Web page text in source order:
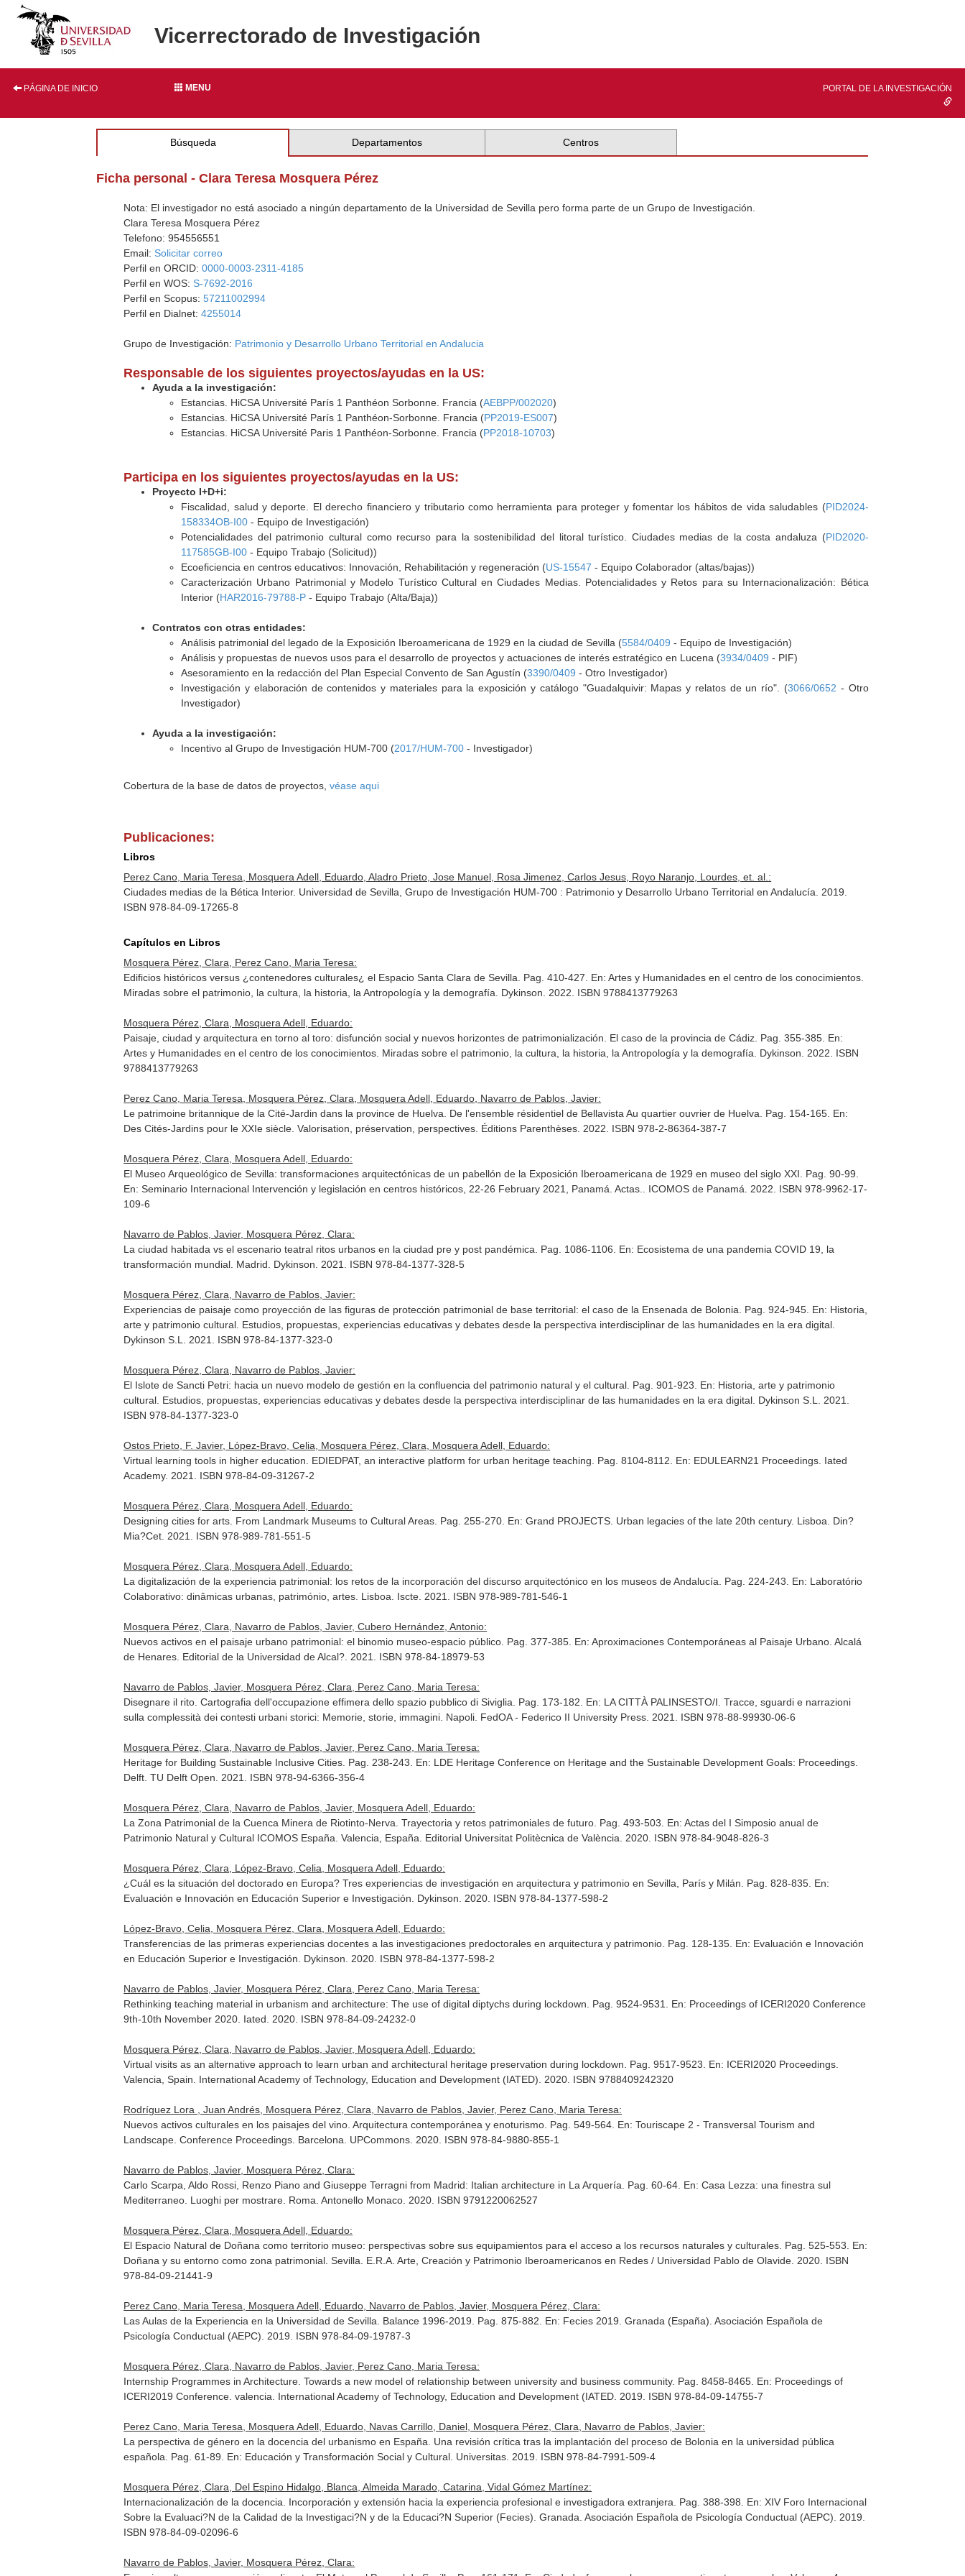
Vicerrectorado de Investigación
PÁGINA DE INICIO MENU PORTAL DE LA INVESTIGACIÓN
Búsqueda Departamentos Centros
Ficha personal - Clara Teresa Mosquera Pérez
Nota: El investigador no está asociado a ningún departamento de la Universidad de Sevilla pero forma parte de un Grupo de Investigación.
Clara Teresa Mosquera Pérez
Telefono: 954556551
Email: Solicitar correo
Perfil en ORCID:0000-0003-2311-4185
Perfil en WOS: S-7692-2016
Perfil en Scopus:57211002994
Perfil en Dialnet:4255014
Grupo de Investigación: Patrimonio y Desarrollo Urbano Territorial en Andalucia
Responsable de los siguientes proyectos/ayudas en la US:
Ayuda a la investigación:
Estancias. HiCSA Université París 1 Panthéon Sorbonne. Francia (AEBPP/002020)
Estancias. HiCSA Université París 1 Panthéon-Sorbonne. Francia (PP2019-ES007)
Estancias. HiCSA Université Paris 1 Panthéon-Sorbonne. Francia (PP2018-10703)
Participa en los siguientes proyectos/ayudas en la US:
Proyecto I+D+i:
Fiscalidad, salud y deporte. El derecho financiero y tributario como herramienta para proteger y fomentar los hábitos de vida saludables (PID2024-
158334OB-I00 - Equipo de Investigación)
Potencialidades del patrimonio cultural como recurso para la sostenibilidad del litoral turístico. Ciudades medias de la costa andaluza (PID2020-
117585GB-I00 - Equipo Trabajo (Solicitud))
Ecoeficiencia en centros educativos: Innovación, Rehabilitación y regeneración (US-15547 - Equipo Colaborador (altas/bajas))
Caracterización Urbano Patrimonial y Modelo Turístico Cultural en Ciudades Medias. Potencialidades y Retos para su Internacionalización: Bética
Interior (HAR2016-79788-P - Equipo Trabajo (Alta/Baja))
Contratos con otras entidades:
Análisis patrimonial del legado de la Exposición Iberoamericana de 1929 en la ciudad de Sevilla (5584/0409 - Equipo de Investigación)
Análisis y propuestas de nuevos usos para el desarrollo de proyectos y actuaciones de interés estratégico en Lucena (3934/0409 - PIF)
Asesoramiento en la redacción del Plan Especial Convento de San Agustín (3390/0409 - Otro Investigador)
Investigación y elaboración de contenidos y materiales para la exposición y catálogo "Guadalquivir: Mapas y relatos de un río". (3066/0652 - Otro
Investigador)
Ayuda a la investigación:
Incentivo al Grupo de Investigación HUM-700 (2017/HUM-700 - Investigador)
Cobertura de la base de datos de proyectos,véase aqui
Publicaciones:
Libros
Perez Cano, Maria Teresa, Mosquera Adell, Eduardo, Aladro Prieto, Jose Manuel, Rosa Jimenez, Carlos Jesus, Royo Naranjo, Lourdes, et. al.:
Ciudades medias de la Bética Interior. Universidad de Sevilla, Grupo de Investigación HUM-700 : Patrimonio y Desarrollo Urbano Territorial en Andalucía. 2019.
ISBN 978-84-09-17265-8
Capítulos en Libros
Mosquera Pérez, Clara, Perez Cano, Maria Teresa:
Edificios históricos versus ¿contenedores culturales¿ el Espacio Santa Clara de Sevilla. Pag. 410-427. En: Artes y Humanidades en el centro de los conocimientos.
Miradas sobre el patrimonio, la cultura, la historia, la Antropología y la demografía . Dykinson. 2022. ISBN 9788413779263
Mosquera Pérez, Clara, Mosquera Adell, Eduardo:
Paisaje, ciudad y arquitectura en torno al toro: disfunción social y nuevos horizontes de patrimonialización. El caso de la provincia de Cádiz. Pag. 355-385. En:
Artes y Humanidades en el centro de los conocimientos. Miradas sobre el patrimonio, la cultura, la historia, la Antropología y la demografía . Dykinson. 2022. ISBN
9788413779263
Perez Cano, Maria Teresa, Mosquera Pérez, Clara, Mosquera Adell, Eduardo, Navarro de Pablos, Javier:
Le patrimoine britannique de la Cité-Jardin dans la province de Huelva. De l'ensemble résidentiel de Bellavista Au quartier ouvrier de Huelva. Pag. 154-165. En:
Des Cités-Jardins pour le XXIe siècle. Valorisation, préservation, perspectives . Éditions Parenthèses. 2022. ISBN 978-2-86364-387-7
Mosquera Pérez, Clara, Mosquera Adell, Eduardo:
El Museo Arqueológico de Sevilla: transformaciones arquitectónicas de un pabellón de la Exposición Iberoamericana de 1929 en museo del siglo XXI. Pag. 90-99.
En: Seminario Internacional Intervención y legislación en centros históricos, 22-26 February 2021, Panamá. Actas.
. ICOMOS de Panamá. 2022. ISBN 978-9962-17-
109-6
Navarro de Pablos, Javier, Mosquera Pérez, Clara:
La ciudad habitada vs el escenario teatral ritos urbanos en la ciudad pre y post pandémica. Pag. 1086-1106. En: Ecosistema de una pandemia COVID 19, la
transformación mundial . Madrid. Dykinson. 2021. ISBN 978-84-1377-328-5
Mosquera Pérez, Clara, Navarro de Pablos, Javier:
Experiencias de paisaje como proyección de las figuras de protección patrimonial de base territorial: el caso de la Ensenada de Bolonia. Pag. 924-945. En: Historia,
arte y patrimonio cultural. Estudios, propuestas, experiencias educativas y debates desde la perspectiva interdisciplinar de las humanidades en la era digital
Dykinson S.L. 2021. ISBN 978-84-1377-323-0
Mosquera Pérez, Clara, Navarro de Pablos, Javier:
El Islote de Sancti Petri: hacia un nuevo modelo de gestión en la confluencia del patrimonio natural y el cultural. Pag. 901-923. En: Historia, arte y patrimonio
cultural. Estudios, propuestas, experiencias educativas y debates desde la perspectiva interdisciplinar de las humanidades en la era digital . Dykinson S.L. 2021.
ISBN 978-84-1377-323-0
Ostos Prieto, F. Javier, López-Bravo, Celia, Mosquera Pérez, Clara, Mosquera Adell, Eduardo:
Virtual learning tools in higher education. EDIEDPAT, an interactive platform for urban heritage teaching. Pag. 8104-8112. En: EDULEARN21 Proceedings . Iated
Academy. 2021. ISBN 978-84-09-31267-2
Mosquera Pérez, Clara, Mosquera Adell, Eduardo:
Designing cities for arts. From Landmark Museums to Cultural Areas. Pag. 255-270. En: Grand PROJECTS. Urban legacies of the late 20th century. Lisboa. Din?
Mia?Cet. 2021. ISBN 978-989-781-551-5
Mosquera Pérez, Clara, Mosquera Adell, Eduardo:
La digitalización de la experiencia patrimonial: los retos de la incorporación del discurso arquitectónico en los museos de Andalucía. Pag. 224-243. En: Laboratório
Colaborativo: dinâmicas urbanas, património, artes . Lisboa. Iscte. 2021. ISBN 978-989-781-546-1
Mosquera Pérez, Clara, Navarro de Pablos, Javier, Cubero Hernández, Antonio:
Nuevos activos en el paisaje urbano patrimonial: el binomio museo-espacio público. Pag. 377-385. En: Aproximaciones Contemporáneas al Paisaje Urbano . Alcalá
de Henares. Editorial de la Universidad de Alcal?. 2021. ISBN 978-84-18979-53
Navarro de Pablos, Javier, Mosquera Pérez, Clara, Perez Cano, Maria Teresa:
Disegnare il rito. Cartografia dell'occupazione effimera dello spazio pubblico di Siviglia. Pag. 173-182. En: LA CITTÀ PALINSESTO/I. Tracce, sguardi e narrazioni
sulla complessità dei contesti urbani storici: Memorie, storie, immagini . Napoli. FedOA - Federico II University Press. 2021. ISBN 978-88-99930-06-6
Mosquera Pérez, Clara, Navarro de Pablos, Javier, Perez Cano, Maria Teresa:
Heritage for Building Sustainable Inclusive Cities. Pag. 238-243. En: LDE Heritage Conference on Heritage and the Sustainable Development Goals: Proceedings
Delft. TU Delft Open. 2021. ISBN 978-94-6366-356-4
Mosquera Pérez, Clara, Navarro de Pablos, Javier, Mosquera Adell, Eduardo:
La Zona Patrimonial de la Cuenca Minera de Riotinto-Nerva. Trayectoria y retos patrimoniales de futuro. Pag. 493-503. En: Actas del I Simposio anual de
Patrimonio Natural y Cultural ICOMOS España . Valencia, España. Editorial Universitat Politècnica de València. 2020. ISBN 978-84-9048-826-3
Mosquera Pérez, Clara, López-Bravo, Celia, Mosquera Adell, Eduardo:
¿Cuál es la situación del doctorado en Europa? Tres experiencias de investigación en arquitectura y patrimonio en Sevilla, París y Milán. Pag. 828-835. En:
Evaluación e Innovación en Educación Superior e Investigación . Dykinson. 2020. ISBN 978-84-1377-598-2
López-Bravo, Celia, Mosquera Pérez, Clara, Mosquera Adell, Eduardo:
Transferencias de las primeras experiencias docentes a las investigaciones predoctorales en arquitectura y patrimonio. Pag. 128-135. En: Evaluación e Innovación
en Educación Superior e Investigación . Dykinson. 2020. ISBN 978-84-1377-598-2
Navarro de Pablos, Javier, Mosquera Pérez, Clara, Perez Cano, Maria Teresa:
Rethinking teaching material in urbanism and architecture: The use of digital diptychs during lockdown. Pag. 9524-9531. En: Proceedings of ICERI2020 Conference
9th-10th November 2020 . Iated. 2020. ISBN 978-84-09-24232-0
Mosquera Pérez, Clara, Navarro de Pablos, Javier, Mosquera Adell, Eduardo:
Virtual visits as an alternative approach to learn urban and architectural heritage preservation during lockdown. Pag. 9517-9523. En: ICERI2020 Proceedings
Valencia, Spain. International Academy of Technology, Education and Development (IATED). 2020. ISBN 9788409242320
Rodríguez Lora , Juan Andrés, Mosquera Pérez, Clara, Navarro de Pablos, Javier, Perez Cano, Maria Teresa:
Nuevos activos culturales en los paisajes del vino. Arquitectura contemporánea y enoturismo. Pag. 549-564. En: Touriscape 2 - Transversal Tourism and
Landscape. Conference Proceedings . Barcelona. UPCommons. 2020. ISBN 978-84-9880-855-1
Navarro de Pablos, Javier, Mosquera Pérez, Clara:
Carlo Scarpa, Aldo Rossi, Renzo Piano and Giuseppe Terragni from Madrid: Italian architecture in La Arquería. Pag. 60-64. En: Casa Lezza: una finestra sul
Mediterraneo. Luoghi per mostrare . Roma. Antonello Monaco. 2020. ISBN 9791220062527
Mosquera Pérez, Clara, Mosquera Adell, Eduardo:
El Espacio Natural de Doñana como territorio museo: perspectivas sobre sus equipamientos para el acceso a los recursos naturales y culturales. Pag. 525-553. En:
Doñana y su entorno como zona patrimonial . Sevilla. E.R.A. Arte, Creación y Patrimonio Iberoamericanos en Redes / Universidad Pablo de Olavide. 2020. ISBN
978-84-09-21441-9
Perez Cano, Maria Teresa, Mosquera Adell, Eduardo, Navarro de Pablos, Javier, Mosquera Pérez, Clara:
Las Aulas de la Experiencia en la Universidad de Sevilla. Balance 1996-2019. Pag. 875-882. En: Fecies 2019 . Granada (España). Asociación Española de
Psicología Conductual (AEPC). 2019. ISBN 978-84-09-19787-3
Mosquera Pérez, Clara, Navarro de Pablos, Javier, Perez Cano, Maria Teresa:
Internship Programmes in Architecture. Towards a new model of relationship between university and business community. Pag. 8458-8465. En: Proceedings of
ICERI2019 Conference . valencia. International Academy of Technology, Education and Development (IATED. 2019. ISBN 978-84-09-14755-7
Perez Cano, Maria Teresa, Mosquera Adell, Eduardo, Navas Carrillo, Daniel, Mosquera Pérez, Clara, Navarro de Pablos, Javier:
La perspectiva de género en la docencia del urbanismo en España. Una revisión crítica tras la implantación del proceso de Bolonia en la universidad pública
española. Pag. 61-89. En: Educación y Transformación Social y Cultural . Universitas. 2019. ISBN 978-84-7991-509-4
Mosquera Pérez, Clara, Del Espino Hidalgo, Blanca, Almeida Marado, Catarina, Vidal Gómez Martínez:
Internacionalización de la docencia. Incorporación y extensión hacia la experiencia profesional e investigadora extranjera. Pag. 388-398. En: XIV Foro Internacional
Sobre la Evaluaci?N de la Calidad de la Investigaci?N y de la Educaci?N Superior (Fecies) . Granada. Asociación Española de Psicología Conductual (AEPC). 2019.
ISBN 978-84-09-02096-6
Navarro de Pablos, Javier, Mosquera Pérez, Clara: